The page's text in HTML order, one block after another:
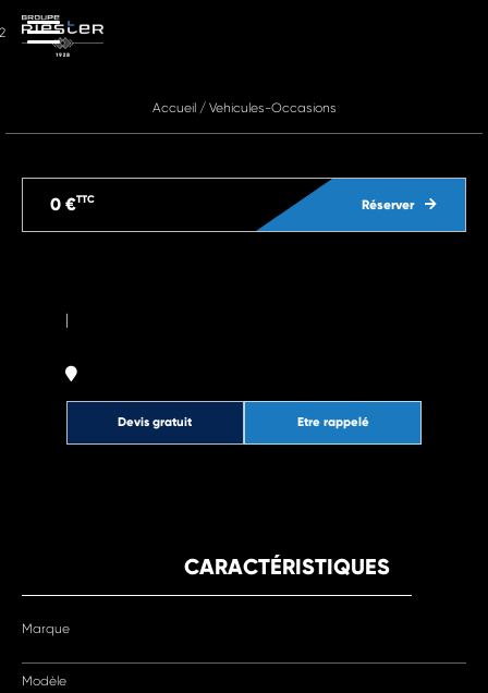
Accueil/ Vehicules-Occasions
Réserver
0 €TTC
|
Etre rappelé
Devis gratuit
CARACTÉRISTIQUES
Marque
Modèle